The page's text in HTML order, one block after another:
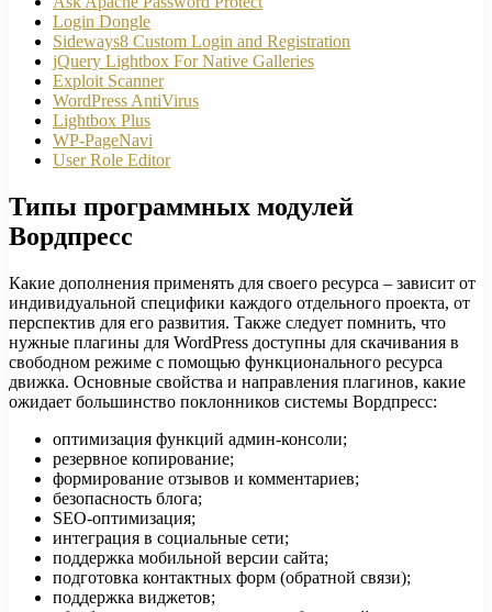
Login Dongle
Sideways8 Custom Login and Registration
jQuery Lightbox For Native Galleries
Exploit Scanner
WordPress AntiVirus
Lightbox Plus
WP-PageNavi
User Role Editor
Типы программных модулей
Вордпресс
Какие дополнения применять для своего ресурса – зависит от
индивидуальной специфики каждого отдельного проекта, от
перспектив для его развития. Также следует помнить, что
нужные плагины для WordPress доступны для скачивания в
свободном режиме с помощью функционального ресурса
движка. Основные свойства и направления плагинов, какие
ожидает большинство поклонников системы Вордпресс:
оптимизация функций админ-консоли;
резервное копирование;
формирование отзывов и комментариев;
безопасность блога;
SEO-оптимизация;
интеграция в социальные сети;
поддержка мобильной версии сайта;
подготовка контактных форм (обратной связи);
поддержка виджетов;